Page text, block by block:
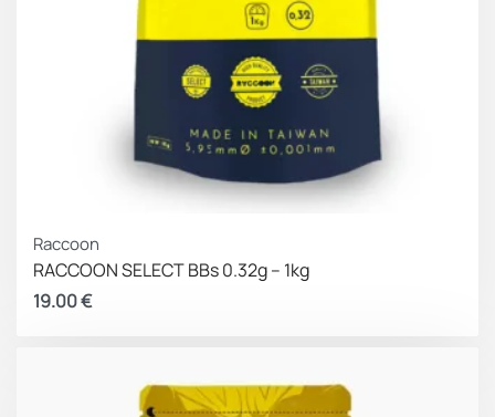
Raccoon
RACCOON SELECT BBs 0.32g – 1kg
19.00€